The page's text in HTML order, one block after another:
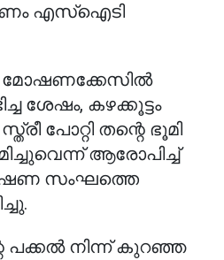
എസ്‌ഐടി
മോഷണക്കേസിൽ
ശേഷം, കഴക്കൂട്ടം
പോറ്റി തന്റെ ഭൂമി
ആരോപിച്ച്
സംഘത്തെ
പക്കൽ നിന്ന് കുറഞ്ഞ